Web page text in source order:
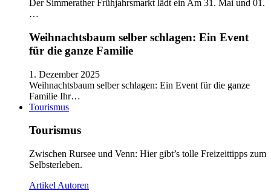
Der Simmerather Frühjahrsmarkt lädt ein Am 31. Mai und 01.
…
Weihnachtsbaum selber schlagen: Ein Event
für die ganze Familie
1. Dezember 2025
Weihnachtsbaum selber schlagen: Ein Event für die ganze
Familie Ihr…
Tourismus
Tourismus
Zwischen Rursee und Venn: Hier gibt’s tolle Freizeittipps zum
Selbsterleben.
Artikel Autoren